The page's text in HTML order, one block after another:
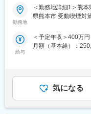
変更の範囲：会社の
ンから受け入れ後の
また、技術管理担当
で、「働きやすい環
・技術力向上の為の
研修は4,500本の研修
エンジニアの経験や
面研修です。実務で
ンジニア個人に向け
を実現できると考え
122日・プライベー
発プロジェクトで設
経験に併せて上流の
※1つの案件の期間は
年以上在籍しています
※豊富な案件がある
です。
勤務地
＜勤務地詳細1＞熊
県熊本市 受動喫煙対
煙対策：屋内喫煙可
給与
＜予定年収＞400万
月額（基本給）：
あくまでも目安の金
ります。月給(月額)
気になる